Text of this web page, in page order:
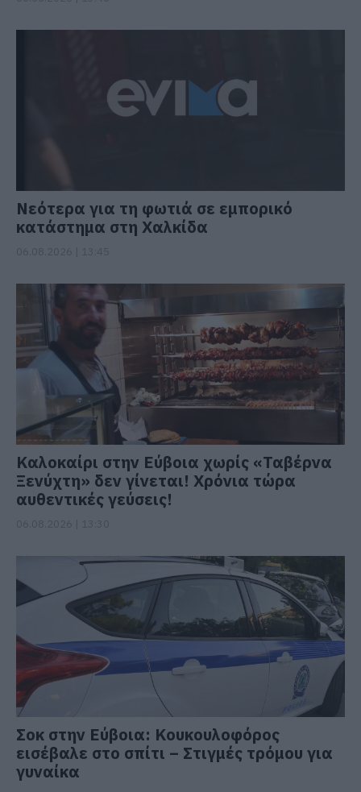
Νεότερα για τη φωτιά σε εμπορικό
κατάστημα στη Χαλκίδα
Καλοκαίρι στην Εύβοια χωρίς «Ταβέρνα
Ξενύχτη» δεν γίνεται! Χρόνια τώρα
αυθεντικές γεύσεις!
Σοκ στην Εύβοια: Κουκουλοφόρος
εισέβαλε στο σπίτι – Στιγμές τρόμου για
γυναίκα